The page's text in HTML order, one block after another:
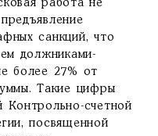
работа не
санкций, что
должниками-
более 27% от
Такие цифры
Контрольно-счетной
посвященной